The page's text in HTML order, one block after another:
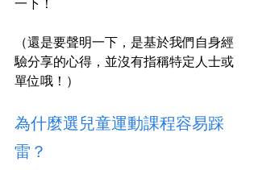
（還是要聲明一下，是基於我們自身經
驗分享的心得，並沒有指稱特定人士或
單位哦！）
為什麼選兒童運動課程容易踩
雷？